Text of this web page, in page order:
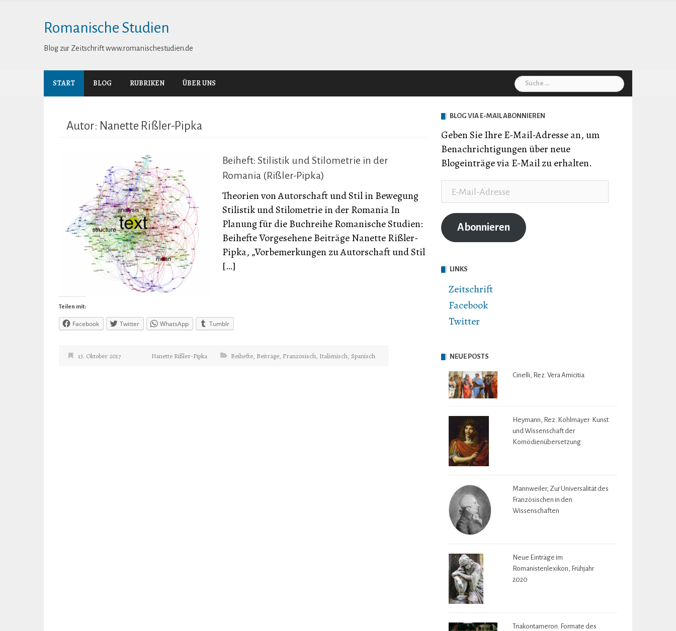
Romanische Studien
Blog zur Zeitschrift www.romanischestudien.de
START BLOG RUBRIKEN ÜBER UNS
Suche
nach:
Autor: Nanette Rißler-Pipka
Beiheft: Stilistik und Stilometrie in der
Romania (Rißler-Pipka)
Theorien von Autorschaft und Stil in Bewegung
Stilistik und Stilometrie in der Romania In
Planung für die Buchreihe Romanische Studien:
Beihefte Vorgesehene Beiträge Nanette Rißler-
Pipka, „Vorbemerkungen zu Autorschaft und Stil
[…]
Teilen mit:
Facebook Twitter WhatsApp Tumblr
13. Oktober 2017 Nanette Rißler-Pipka Beihefte, Beiträge, Französisch, Italienisch, Spanisch
BLOG VIA E-MAIL ABONNIEREN
Geben Sie Ihre E-Mail-Adresse an, um
Benachrichtigungen über neue
Blogeinträge via E-Mail zu erhalten.
Mail-
Adresse
Abonnieren
LINKS
Zeitschrift
Facebook
Twitter
NEUE POSTS
Cinelli, Rez. Vera Amicitia
Heymann, Rez. Kohlmayer: Kunst
und Wissenschaft der
Komödienübersetzung
Mannweiler, Zur Universalität des
Französischen in den
Wissenschaften
Neue Einträge im
Romanistenlexikon, Frühjahr
2020
Triakontameron: Formate des